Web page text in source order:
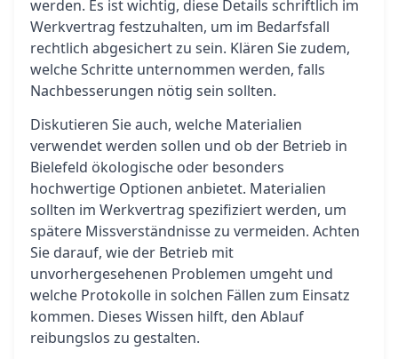
werden. Es ist wichtig, diese Details schriftlich im
Werkvertrag festzuhalten, um im Bedarfsfall
rechtlich abgesichert zu sein. Klären Sie zudem,
welche Schritte unternommen werden, falls
Nachbesserungen nötig sein sollten.
Diskutieren Sie auch, welche Materialien
verwendet werden sollen und ob der Betrieb in
Bielefeld ökologische oder besonders
hochwertige Optionen anbietet. Materialien
sollten im Werkvertrag spezifiziert werden, um
spätere Missverständnisse zu vermeiden. Achten
Sie darauf, wie der Betrieb mit
unvorhergesehenen Problemen umgeht und
welche Protokolle in solchen Fällen zum Einsatz
kommen. Dieses Wissen hilft, den Ablauf
reibungslos zu gestalten.